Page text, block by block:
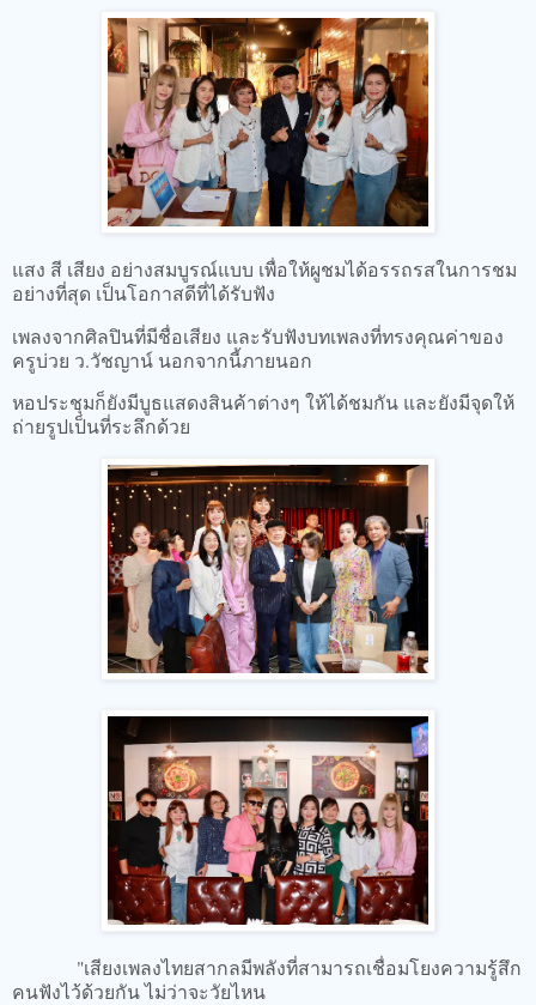
แสง สี เสียง อย่างสมบูรณ์แบบ เพื่อให้ผูชมได้อรรถรสในการชม
อย่างที่สุด เป็นโอกาสดีที่ได้รับฟัง
เพลงจากศิลปินที่มีชื่อเสียง และรับฟังบทเพลงที่ทรงคุณค่าของ
ครูบ่วย ว.วัชญาน์ นอกจากนี้ภายนอก
หอประชุมก็ยังมีบูธแสดงสินค้าต่างๆ ให้ได้ชมกัน และยังมีจุดให้
ถ่ายรูปเป็นที่ระลึกด้วย
"เสียงเพลงไทยสากลมีพลังที่สามารถเชื่อมโยงความรู้สึก
คนฟังไว้ด้วยกัน ไม่ว่าจะวัยไหน